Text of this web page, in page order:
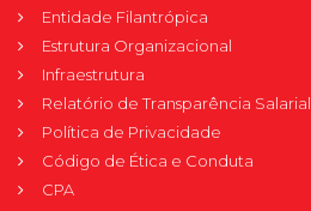
Entidade Filantrópica
Estrutura Organizacional
Infraestrutura
Relatório de Transparência Salarial
Política de Privacidade
Código de Ética e Conduta
CPA